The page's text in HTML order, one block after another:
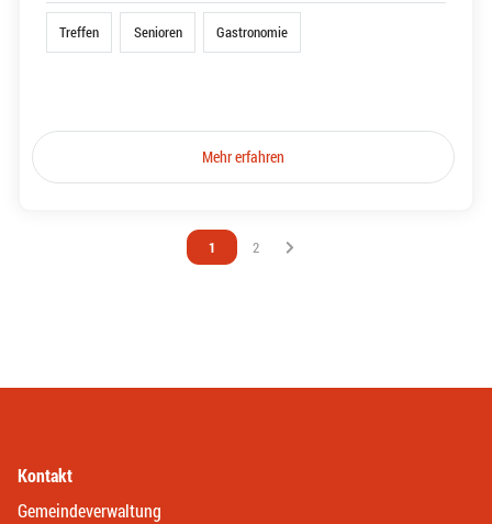
Treffen Senioren Gastronomie
Mehr erfahren
Vous êtes sur la page
1 Vous êtes sur la page
2
Kontakt
Gemeindeverwaltung